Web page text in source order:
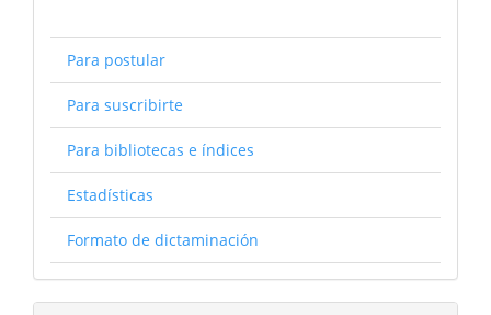
Para postular
Para suscribirte
Para bibliotecas e índices
Estadísticas
Formato de dictaminación